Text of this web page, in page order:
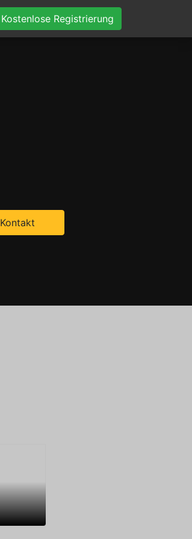
Kostenlose Registrierung
Kontakt